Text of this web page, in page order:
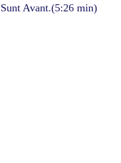
Sunt Avant.(5:26 min)